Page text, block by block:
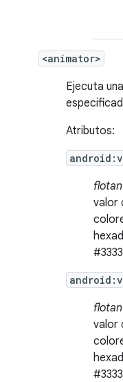
<animator>
Ejecuta
Atributos:
valor
valor